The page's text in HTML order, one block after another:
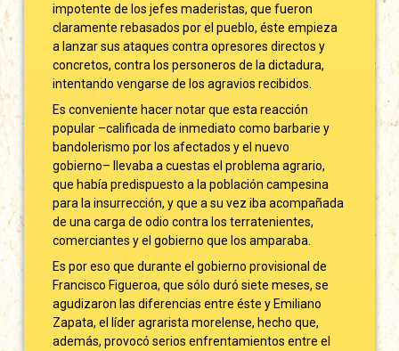
impotente de los jefes maderistas, que fueron
claramente rebasados por el pueblo, éste empieza
a lanzar sus ataques contra opresores directos y
concretos, contra los personeros de la dictadura,
intentando vengarse de los agravios recibidos.
Es conveniente hacer notar que esta reacción
popular –calificada de inmediato como barbarie y
bandolerismo por los afectados y el nuevo
gobierno– llevaba a cuestas el problema agrario,
que había predispuesto a la población campesina
para la insurrección, y que a su vez iba acompañada
de una carga de odio contra los terratenientes,
comerciantes y el gobierno que los amparaba.
Es por eso que durante el gobierno provisional de
Francisco Figueroa, que sólo duró siete meses, se
agudizaron las diferencias entre éste y Emiliano
Zapata, el líder agrarista morelense, hecho que,
además, provocó serios enfrentamientos entre el